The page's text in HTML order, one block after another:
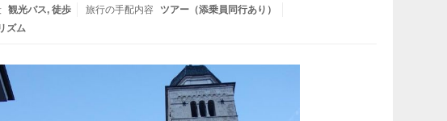
観光バス 徒歩 旅行の手配内容
ツアー（添乗員同行あり）
ズム